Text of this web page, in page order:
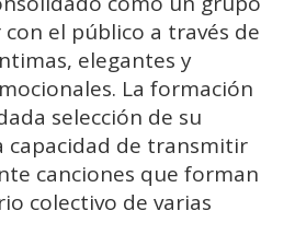
el público a través de
elegantes y
La formación
selección de su
capacidad de transmitir
canciones que forman
colectivo de varias